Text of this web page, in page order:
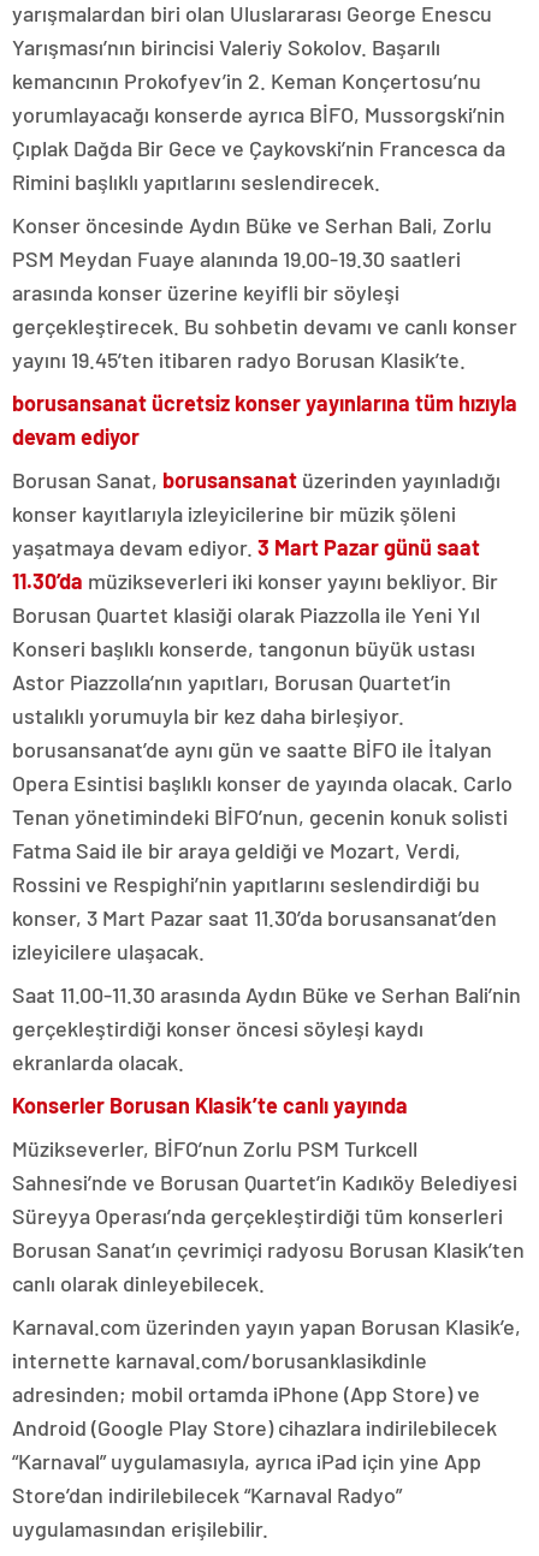
yarışmalardan biri olan Uluslararası George Enescu
Yarışması’nın birincisi Valeriy Sokolov. Başarılı
kemancının Prokofyev’in 2. Keman Konçertosu’nu
yorumlayacağı konserde ayrıca BİFO, Mussorgski’nin
Çıplak Dağda Bir Gece ve Çaykovski’nin Francesca da
Rimini başlıklı yapıtlarını seslendirecek.
Konser öncesinde Aydın Büke ve Serhan Bali, Zorlu
PSM Meydan Fuaye alanında 19.00-19.30 saatleri
arasında konser üzerine keyifli bir söyleşi
gerçekleştirecek. Bu sohbetin devamı ve canlı konser
yayını 19.45’ten itibaren radyo Borusan Klasik’te.
borusansanat ücretsiz konser yayınlarına tüm hızıyla
devam ediyor
Borusan Sanat, borusansanat üzerinden yayınladığı
konser kayıtlarıyla izleyicilerine bir müzik şöleni
yaşatmaya devam ediyor. 3 Mart Pazar günü saat
11.30’da müzikseverleri iki konser yayını bekliyor. Bir
Borusan Quartet klasiği olarak Piazzolla ile Yeni Yıl
Konseri başlıklı konserde, tangonun büyük ustası
Astor Piazzolla’nın yapıtları, Borusan Quartet’in
ustalıklı yorumuyla bir kez daha birleşiyor.
borusansanat’de aynı gün ve saatte BİFO ile İtalyan
Opera Esintisi başlıklı konser de yayında olacak. Carlo
Tenan yönetimindeki BİFO’nun, gecenin konuk solisti
Fatma Said ile bir araya geldiği ve Mozart, Verdi,
Rossini ve Respighi’nin yapıtlarını seslendirdiği bu
konser, 3 Mart Pazar saat 11.30’da borusansanat’den
izleyicilere ulaşacak.
Saat 11.00-11.30 arasında Aydın Büke ve Serhan Bali’nin
gerçekleştirdiği konser öncesi söyleşi kaydı
ekranlarda olacak.
Konserler Borusan Klasik’te canlı yayında
Müzikseverler, BİFO’nun Zorlu PSM Turkcell
Sahnesi’nde ve Borusan Quartet’in Kadıköy Belediyesi
Süreyya Operası’nda gerçekleştirdiği tüm konserleri
Borusan Sanat’ın çevrimiçi radyosu Borusan Klasik’ten
canlı olarak dinleyebilecek.
Karnaval.com üzerinden yayın yapan Borusan Klasik’e,
internette karnaval.com/borusanklasikdinle
adresinden; mobil ortamda iPhone (App Store) ve
Android (Google Play Store) cihazlara indirilebilecek
“Karnaval” uygulamasıyla, ayrıca iPad için yine App
Store’dan indirilebilecek “Karnaval Radyo”
uygulamasından erişilebilir.